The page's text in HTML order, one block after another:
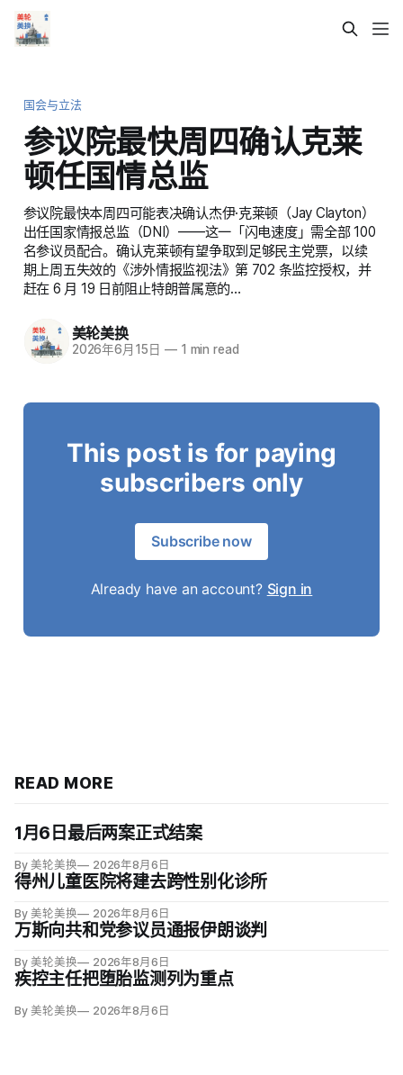
国会与立法
参议院最快周四确认克莱
顿任国情总监
参议院最快本周四可能表决确认杰伊·克莱顿（Jay Clayton）
出任国家情报总监（DNI）——这一「闪电速度」需全部 100
名参议员配合。确认克莱顿有望争取到足够民主党票，以续
期上周五失效的《涉外情报监视法》第 702 条监控授权，并
赶在 6 月 19 日前阻止特朗普属意的…
美轮美换
2026年6月15日 —1 min read
This post is for paying
subscribers only
Subscribe now
Already have an account? Sign in
READ MORE
1月6日最后两案正式结案
By 美轮美换 2026年8月6日
得州儿童医院将建去跨性别化诊所
By 美轮美换 2026年8月6日
万斯向共和党参议员通报伊朗谈判
By 美轮美换 2026年8月6日
疾控主任把堕胎监测列为重点
By 美轮美换 2026年8月6日